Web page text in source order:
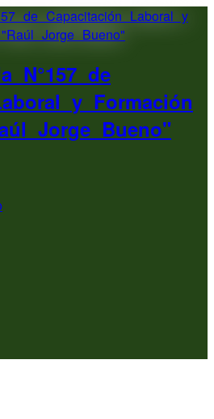
N°157 de
y Formación
Jorge Bueno"